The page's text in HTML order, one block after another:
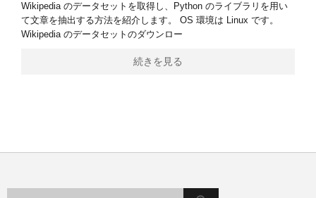
Wikipedia のデータセットを取得し、Python のライブラリを用い
て文章を抽出する方法を紹介します。 OS 環境は Linux です。
Wikipedia のデータセットのダウンロー
続きを見る